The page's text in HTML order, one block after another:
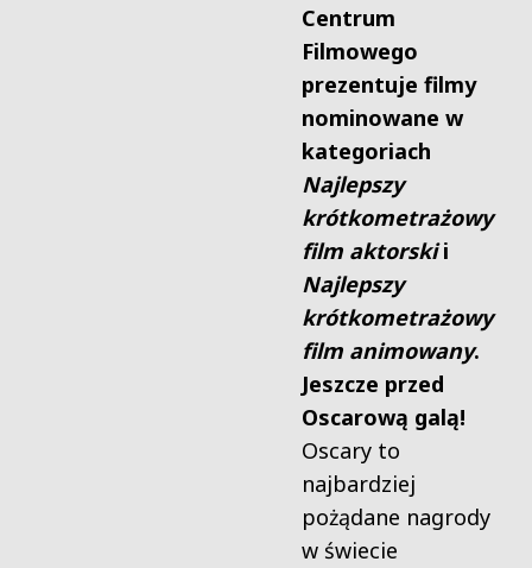
Centrum
Filmowego
prezentuje filmy
nominowane w
kategoriach
Najlepszy
krótkometrażowy
film aktorskii
Najlepszy
krótkometrażowy
film animowany.
Jeszcze przed
Oscarową galą!
Oscary to
najbardziej
pożądane nagrody
w świecie